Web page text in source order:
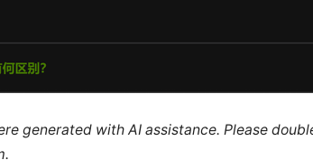
generated with AI assistance. Please